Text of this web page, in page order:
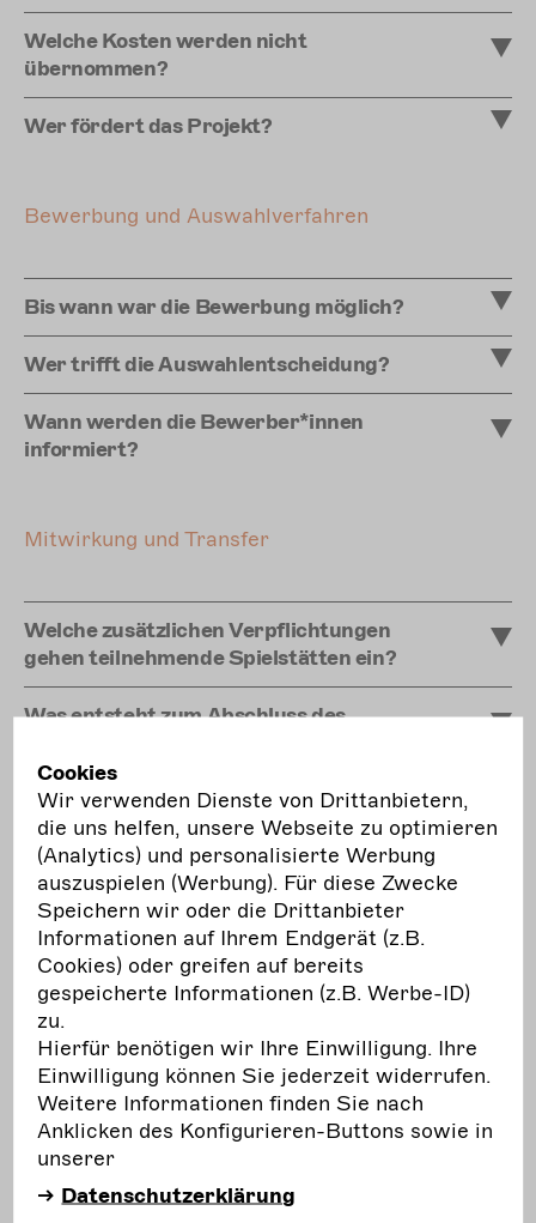
Welche Kosten werden nicht
übernommen?
Wer fördert das Projekt?
Bewerbung und Auswahlverfahren
Bis wann war die Bewerbung möglich?
Wer trifft die Auswahlentscheidung?
Wann werden die Bewerber*innen
informiert?
Mitwirkung und Transfer
Welche zusätzlichen Verpflichtungen
gehen teilnehmende Spielstätten ein?
Was entsteht zum Abschluss des
Beratung
Was entsteht zum Abschluss des
Projekts?
Ausschreibung
Downloads
FAQ
+ Kontakt
Termine
Cookies
Wir verwenden Dienste von Drittanbietern,
die uns helfen, unsere Webseite zu optimieren
(Analytics) und personalisierte Werbung
auszuspielen (Werbung). Für diese Zwecke
Speichern wir oder die Drittanbieter
Informationen auf Ihrem Endgerät (z.B.
Cookies) oder greifen auf bereits
gespeicherte Informationen (z.B. Werbe-ID)
zu.
Hierfür benötigen wir Ihre Einwilligung. Ihre
Einwilligung können Sie jederzeit widerrufen.
Weitere Informationen finden Sie nach
Anklicken des Konfigurieren-Buttons sowie in
unserer
Datenschutzerklärung